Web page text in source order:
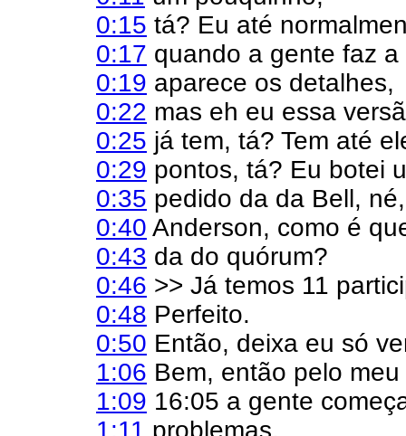
0:15 tá? Eu até
0:17 quando a gente faz
0:19 aparece os detalhes,
0:22 mas eh eu essa
0:25 já tem, tá? Tem até
0:29 pontos, tá? Eu botei
0:35 pedido da da Bell,
0:40 Anderson, como é
0:43 da do quórum?
0:46 >> Já temos 11
0:48 Perfeito.
0:50 Então, deixa eu só
1:06 Bem, então pelo
1:09 16:05 a gente
1:11 problemas.